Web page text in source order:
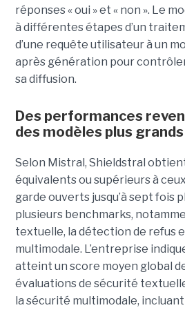
réponses « oui » et « non ». Le
à différentes étapes d’un
d’une requête utilisateur à un
après génération pour
sa diffusion.
Des performances
des modèles plus grands
Selon Mistral, Shieldstral
équivalents ou supérieurs à
garde ouverts jusqu’à sept fois
plusieurs benchmarks,
textuelle, la détection de refus
multimodale. L’entreprise
atteint un score moyen global
évaluations de sécurité
la sécurité multimodale, incluant